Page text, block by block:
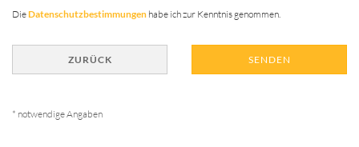
DATENSCHUTZBESTIMMUNGEN
DieDatenschutzbestimmungen habe ich zur Kenntnis genommen.
ZURÜCK SENDEN
* notwendige Angaben